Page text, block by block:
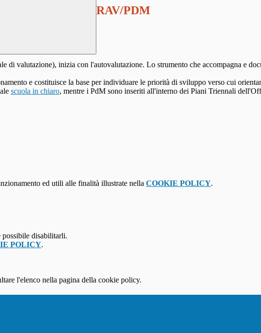
RAV/PDM
valutazione), inizia con l'autovalutazione. Lo strumento che accompagna e
e costituisce la base per individuare le priorità di sviluppo verso cui
scuola in chiaro, mentre i PdM sono inseriti all'interno dei Piani Triennali
ed utili alle finalità illustrate nella COOKIE POLICY.
possibile disabilitarli.
POLICY.
l'elenco nella pagina della cookie policy.